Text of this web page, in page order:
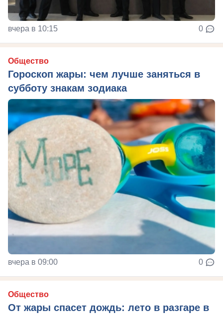
вчера в 10:15 0
Общество
Гороскоп жары: чем лучше заняться в
субботу знакам зодиака
вчера в 09:00 0
Общество
От жары спасет дождь: лето в разгаре в